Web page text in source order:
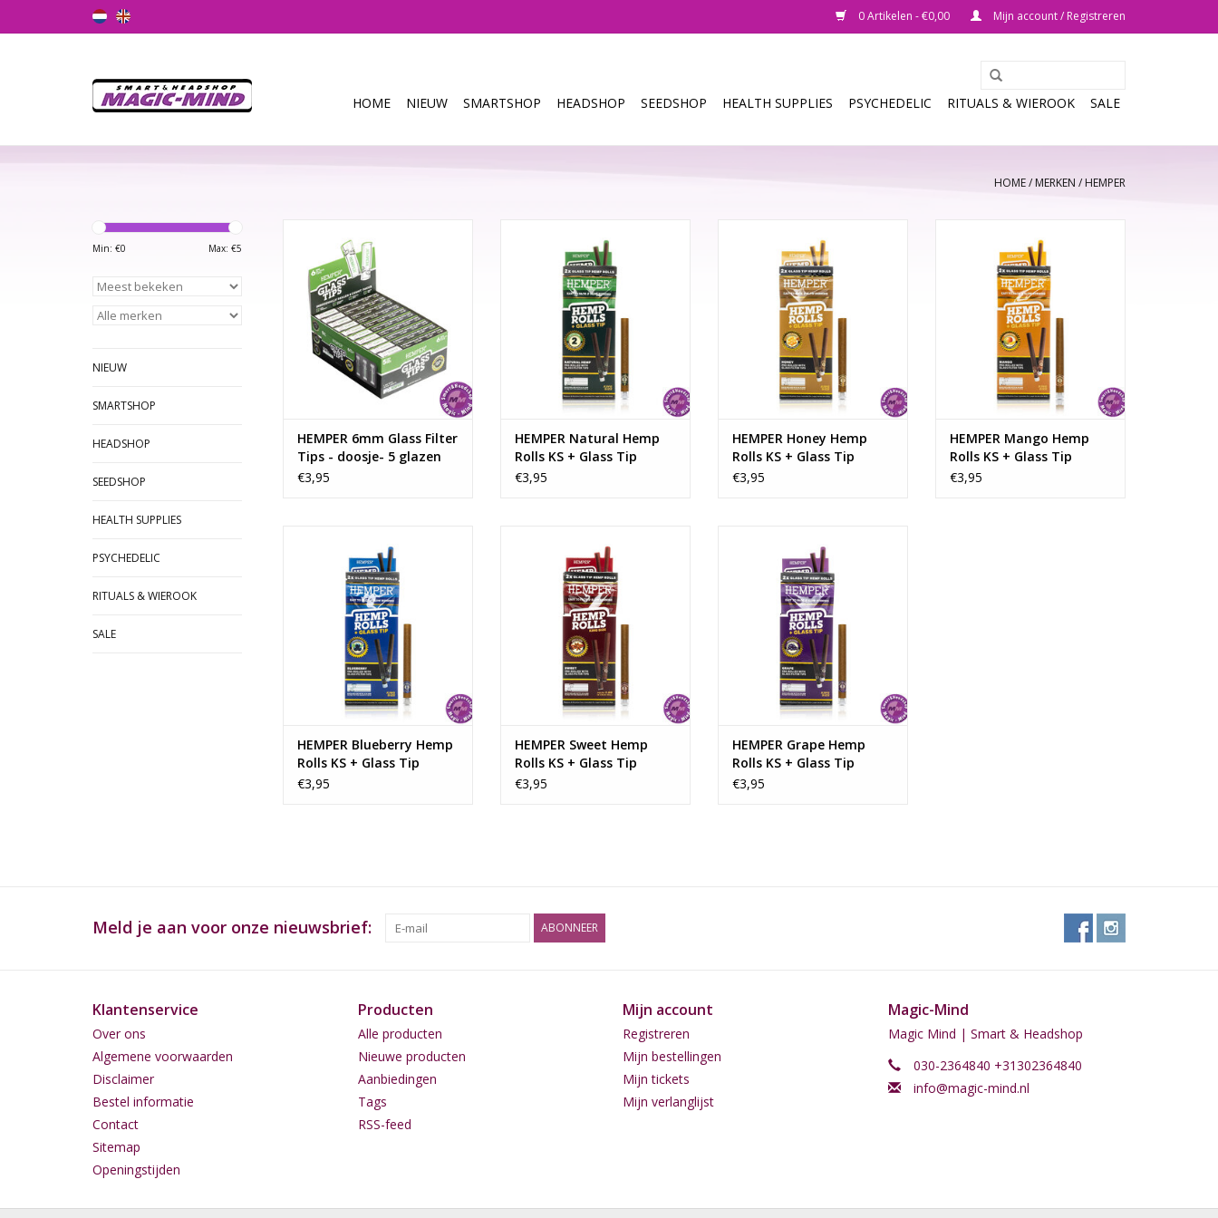
0 Artikelen - €0,00 Mijn account / Registreren
HOME NIEUW SMARTSHOP HEADSHOP SEEDSHOP HEALTH SUPPLIES PSYCHEDELIC RITUALS & WIEROOK SALE
HOME/MERKEN /HEMPER
Min: €0 Max: €5
NIEUW
SMARTSHOP
HEADSHOP
SEEDSHOP
HEALTH SUPPLIES
PSYCHEDELIC
RITUALS & WIEROOK
SALE
doosje- 5 glazen tips
TOEVOEGEN AAN WINKELWAGEN
HEMPER 6mm Glass Filter
Tips - doosje- 5 glazen
tips
€3,95
Glass Tip
2 rolls per pakje
TOEVOEGEN AAN WINKELWAGEN
HEMPER Natural Hemp
Rolls KS + Glass Tip
€3,95
Glass Tip
2 Rolls per pakje
TOEVOEGEN AAN WINKELWAGEN
HEMPER Honey Hemp
Rolls KS + Glass Tip
€3,95
Glass Tip
2 Rolles per pakje
TOEVOEGEN AAN WINKELWAGEN
HEMPER Mango Hemp
Rolls KS + Glass Tip
€3,95
+ Glass Tip
2 rolls per pakje
TOEVOEGEN AAN WINKELWAGEN
HEMPER Blueberry Hemp
Rolls KS + Glass Tip
€3,95
Glass Tip
2 Rolls per pakje
TOEVOEGEN AAN WINKELWAGEN
HEMPER Sweet Hemp
Rolls KS + Glass Tip
€3,95
Glass Tip
2 Rolls per pakje
TOEVOEGEN AAN WINKELWAGEN
HEMPER Grape Hemp
Rolls KS + Glass Tip
€3,95
Meld je aan voor onze nieuwsbrief: ABONNEER
Klantenservice
Over ons
Algemene voorwaarden
Disclaimer
Bestel informatie
Contact
Sitemap
Openingstijden
Producten
Alle producten
Nieuwe producten
Aanbiedingen
Tags
RSS-feed
Mijn account
Registreren
Mijn bestellingen
Mijn tickets
Mijn verlanglijst
Magic-Mind
Magic Mind | Smart & Headshop
030-2364840 +31302364840
info@magic-mind.nl